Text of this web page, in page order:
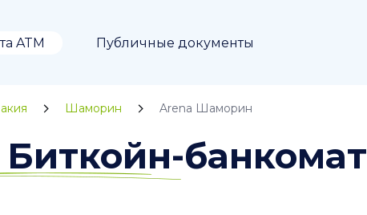
ATM Публичные документы
Шаморин Arena Шаморин
банкомат